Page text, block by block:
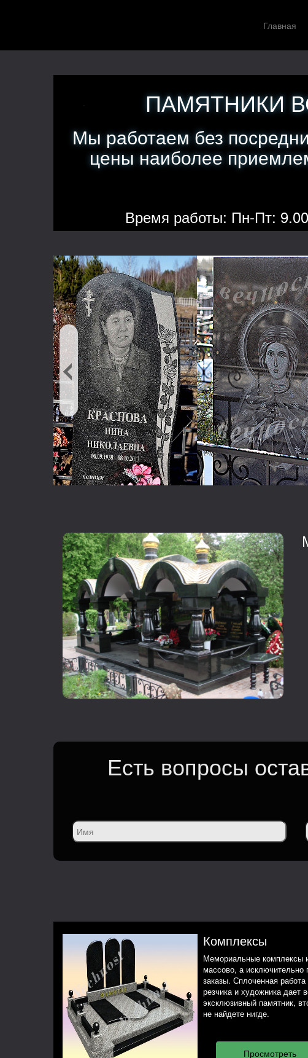
Главная
ПАМЯТНИКИ
Мы работаем без
цены наиболее
Время работы: Пн-Пт:
Есть вопросы
Комплексы
Мемориальные комплексы
массово, а исключительно
заказы. Сплоченная работа
резчика и художника дает
эксклюзивный памятник,
не найдете нигде.